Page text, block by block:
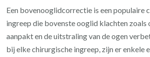
Een bovenooglidcorrectie is een populaire
ingreep die bovenste ooglid klachten
aanpakt en de uitstraling van de ogen
bij elke chirurgische ingreep, zijn er enkele